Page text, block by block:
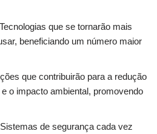
que se tornarão mais
beneficiando um número maior
que contribuirão para a redução
o impacto ambiental, promovendo
de segurança cada vez